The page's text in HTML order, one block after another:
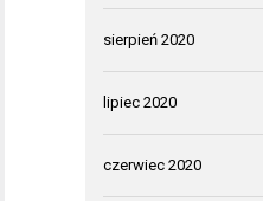
sierpień 2020
lipiec 2020
czerwiec 2020